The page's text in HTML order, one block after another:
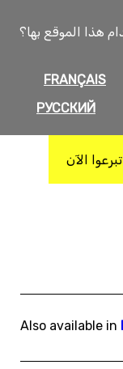
هذا الموقع بها؟
FRANÇAIS
РУССКИЙ
تبرعوا الآن
Also available in